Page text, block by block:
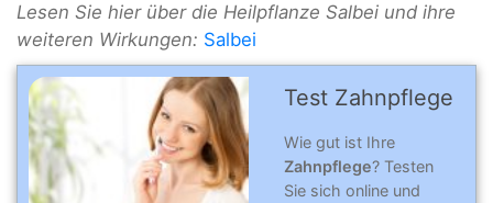
Lesen Sie hier über die Heilpflanze Salbei und ihre
weiteren Wirkungen: Salbei
Test Zahnpflege
Wie gut ist Ihre
Zahnpflege? Testen
Sie sich online und